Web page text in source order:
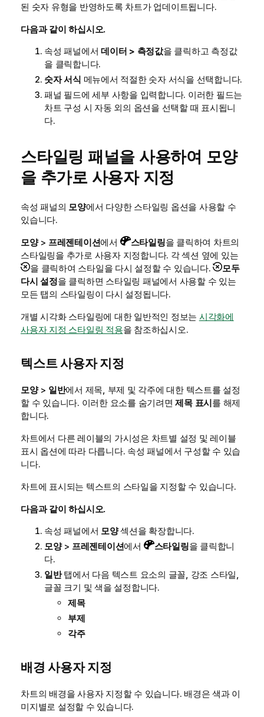
된 숫자 유형을 반영하도록 차트가 업데이트됩니다.
다음과 같이 하십시오.
속성 패널에서 데이터 > 측정값을 클릭하고 측정값
을 클릭합니다.
숫자 서식 메뉴에서 적절한 숫자 서식을 선택합니다.
패널 필드에 세부 사항을 입력합니다. 이러한 필드는
차트 구성 시 자동 외의 옵션을 선택할 때 표시됩니
다.
스타일링 패널을 사용하여 모양
을 추가로 사용자 지정
속성 패널의 모양에서 다양한 스타일링 옵션을 사용할 수
있습니다.
모양> 프레젠테이션에서 스타일링을 클릭하여 차트의
스타일링을 추가로 사용자 지정합니다. 각 섹션 옆에 있는
을 클릭하여 스타일을 다시 설정할 수 있습니다.
모두
다시 설정을 클릭하면 스타일링 패널에서 사용할 수 있는
모든 탭의 스타일링이 다시 설정됩니다.
개별 시각화 스타일링에 대한 일반적인 정보는 시각화에
사용자 지정 스타일링 적용을 참조하십시오.
텍스트 사용자 지정
모양> 일반에서 제목, 부제 및 각주에 대한 텍스트를 설정
할 수 있습니다. 이러한 요소를 숨기려면제목 표시를 해제
합니다.
차트에서 다른 레이블의 가시성은 차트별 설정 및 레이블
표시 옵션에 따라 다릅니다. 속성 패널에서 구성할 수 있습
니다.
차트에 표시되는 텍스트의 스타일을 지정할 수 있습니다.
다음과 같이 하십시오.
속성 패널에서 모양섹션을 확장합니다.
모양> 프레젠테이션에서 스타일링을 클릭합니
다.
일반탭에서 다음 텍스트 요소의 글꼴, 강조 스타일,
글꼴 크기 및 색을 설정합니다.
제목
부제
각주
배경 사용자 지정
차트의 배경을 사용자 지정할 수 있습니다. 배경은 색과 이
미지별로 설정할 수 있습니다.